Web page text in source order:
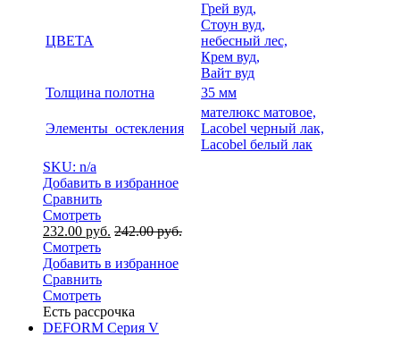
ЦВЕТА
Грей вуд,
Стоун вуд,
небесный лес,
Крем вуд,
Вайт вуд
Толщина полотна
35 мм
Элементы остекления
мателюкс матовое,
Lacobel черный лак,
Lacobel белый лак
SKU: n/a
Добавить в избранное
Сравнить
Смотреть
232.00 руб. 242.00руб.
Смотреть
Добавить в избранное
Сравнить
Смотреть
Есть рассрочка
DEFORM Серия V